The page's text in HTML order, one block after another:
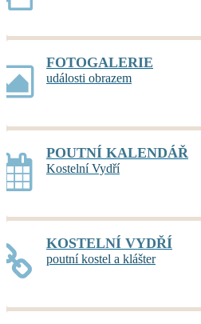
FOTOGALERIE
události obrazem
POUTNÍ KALENDÁŘ
Kostelní Vydří
KOSTELNÍ VYDŘÍ
poutní kostel a klášter